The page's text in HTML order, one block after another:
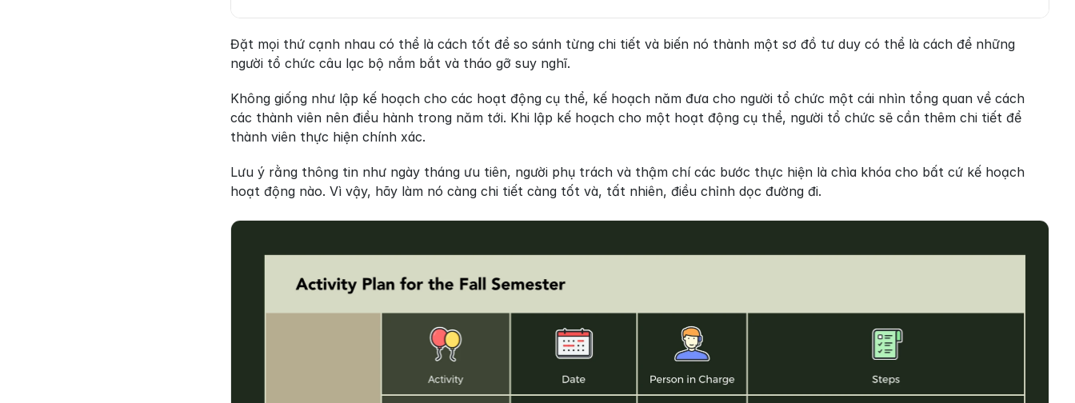
Đặt mọi thứ cạnh nhau có thể là cách tốt để so sánh từng chi tiết và biến nó thành một sơ đồ tư duy có thể là cách để những
người tổ chức câu lạc bộ nắm bắt và tháo gỡ suy nghĩ.
Không giống như lập kế hoạch cho các hoạt động cụ thể, kế hoạch năm đưa cho người tổ chức một cái nhìn tổng quan về cách
các thành viên nên điều hành trong năm tới. Khi lập kế hoạch cho một hoạt động cụ thể, người tổ chức sẽ cần thêm chi tiết để
thành viên thực hiện chính xác.
Lưu ý rằng thông tin như ngày tháng ưu tiên, người phụ trách và thậm chí các bước thực hiện là chìa khóa cho bất cứ kế hoạch
hoạt động nào. Vì vậy, hãy làm nó càng chi tiết càng tốt và, tất nhiên, điều chỉnh dọc đường đi.